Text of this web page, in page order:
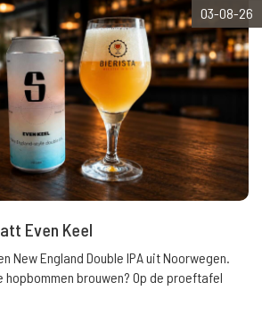
03-08-26
Even Keel
New England Double IPA uit Noorwegen.
hopbommen brouwen? Op de proeftafel